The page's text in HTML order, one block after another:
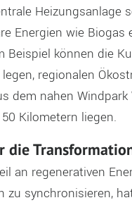
Heizungsanlage
Energien wie
Beispiel können die
regionalen
dem nahen
Kilometern liegen.
die
an regenerativen
zu synchronisieren,